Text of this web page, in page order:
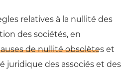
relatives à la nullité des
des sociétés, en
de nullité obsolètes et
juridique des associés et des